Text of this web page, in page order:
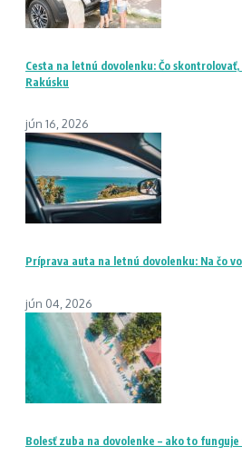
Cesta na letnú dovolenku: Čo
Rakúsku
jún 16, 2026
Príprava auta na letnú dovolenku: Na čo
jún 04, 2026
Bolesť zuba na dovolenke – ako to